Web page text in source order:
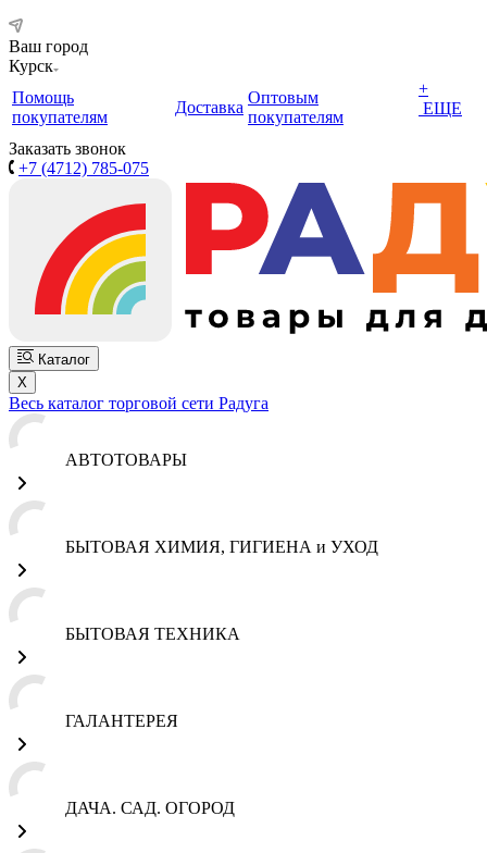
Ваш город
Курск
Помощь
покупателям
Доставка
Оптовым
покупателям
+
ЕЩЕ
Заказать звонок
+7 (4712) 785-075
Каталог
X
Весь каталог торговой сети Радуга
АВТОТОВАРЫ
БЫТОВАЯ ХИМИЯ, ГИГИЕНА и УХОД
БЫТОВАЯ ТЕХНИКА
ГАЛАНТЕРЕЯ
ДАЧА. САД. ОГОРОД